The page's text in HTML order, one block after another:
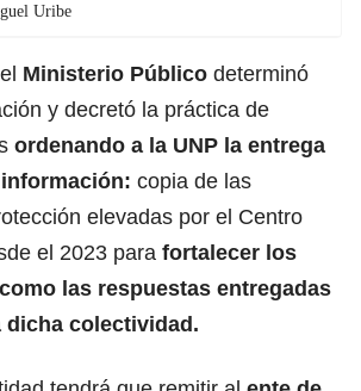
Uribe
Ministerio Público determinó
y decretó la práctica de
ordenando a la UNP la entrega
copia de las
elevadas por el Centro
el 2023 para fortalecer los
las respuestas entregadas
dicha colectividad.